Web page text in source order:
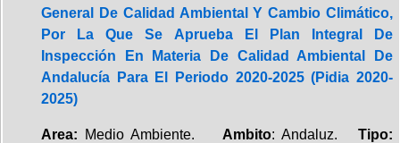
General De Calidad Ambiental Y Cambio Climático,
Por La Que Se Aprueba El Plan Integral De
Inspección En Materia De Calidad Ambiental De
Andalucía Para El Periodo 2020-2025 (Pidia 2020-
2025)
Area: Medio Ambiente. Ambito: Andaluz.Tipo: